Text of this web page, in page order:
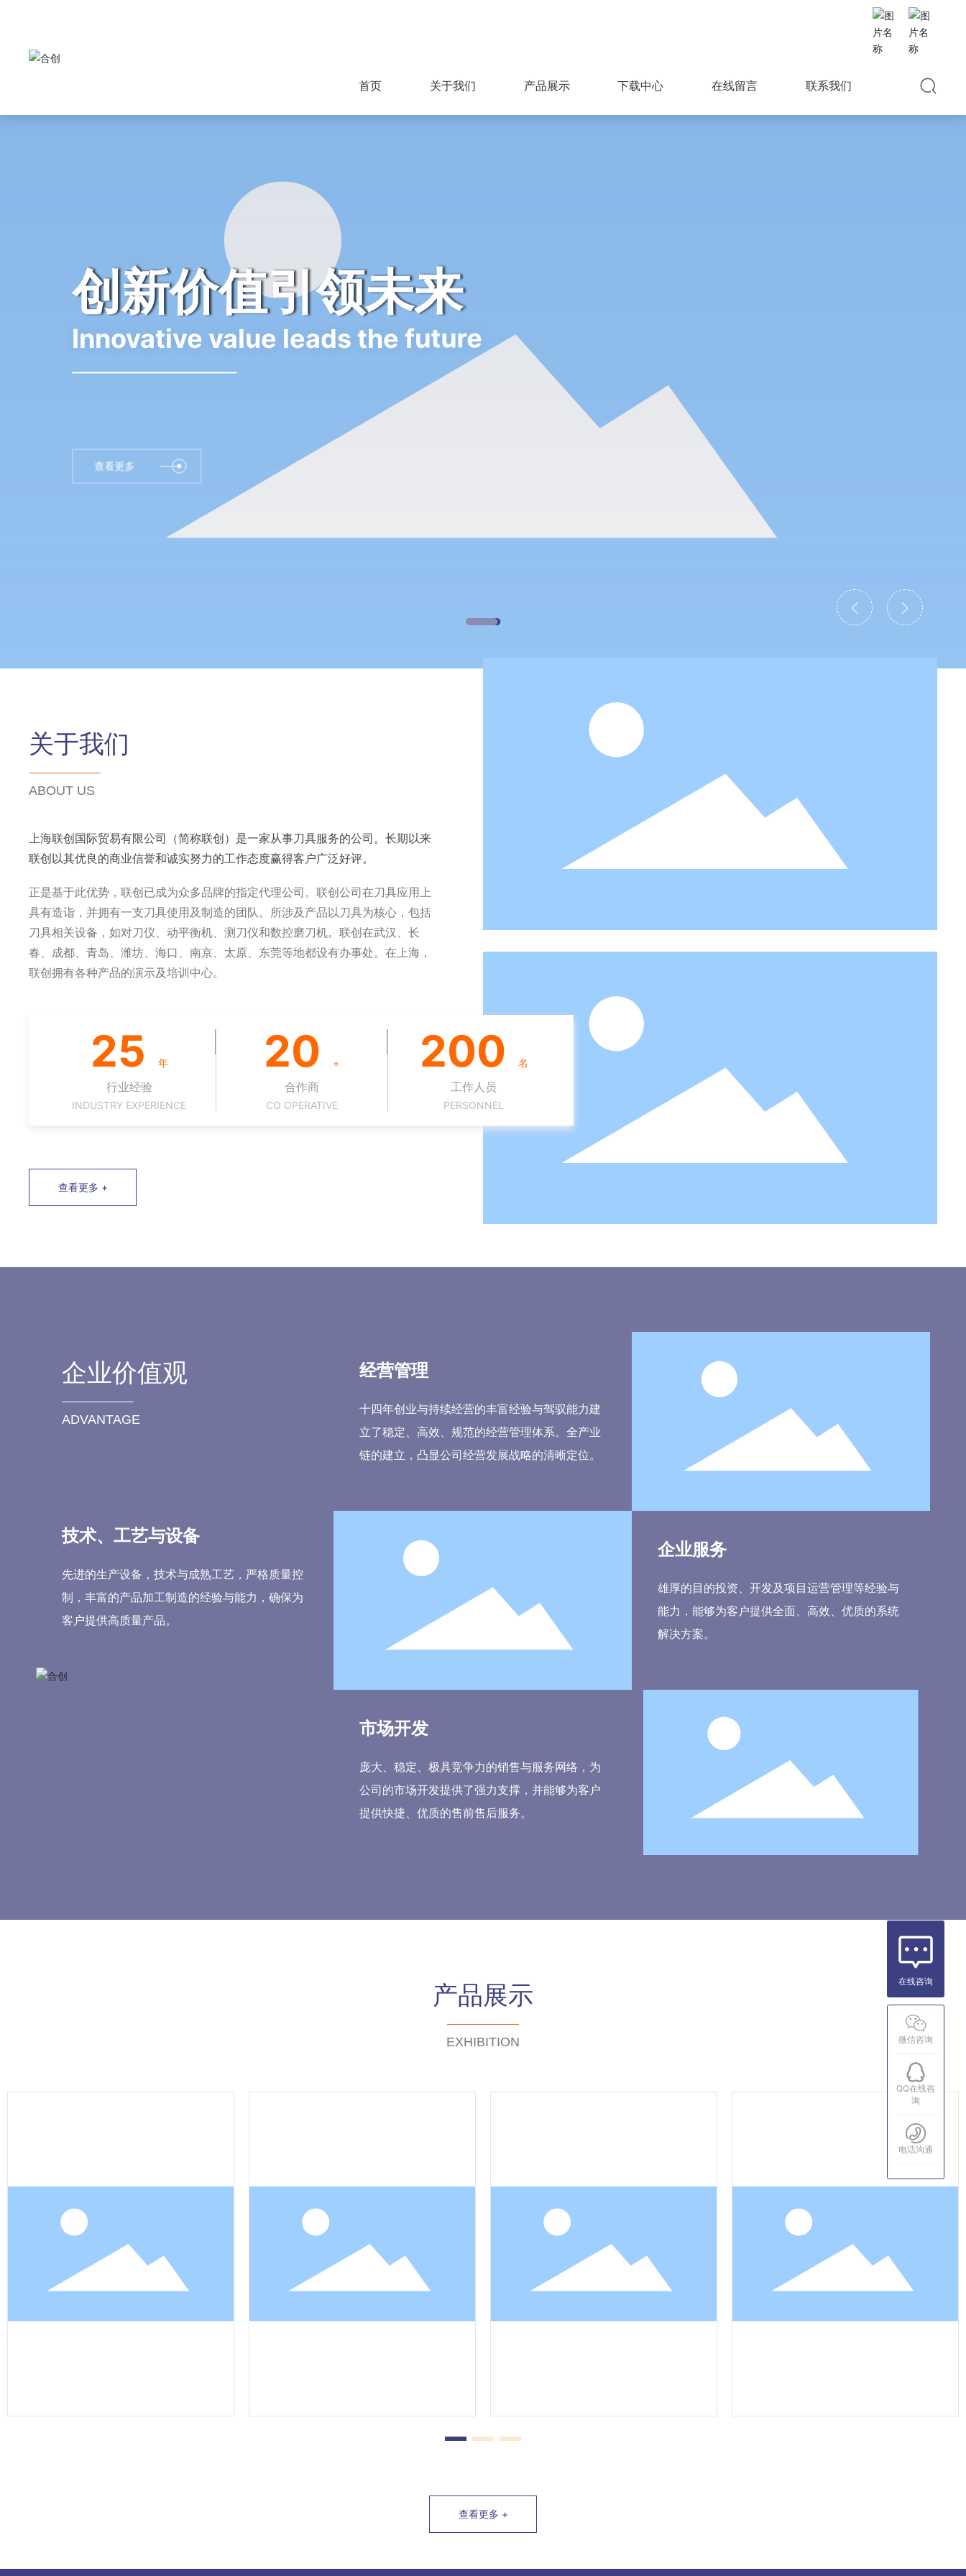
首页 关于我们 产品展示 下载中心 在线留言 联系我们
创新价值引领未来
Innovative value leads the future
查看更多
关于我们
ABOUT US
上海联创国际贸易有限公司（简称联创）是一家从事刀具服务的公司。长期以来
联创以其优良的商业信誉和诚实努力的工作态度赢得客户广泛好评。
正是基于此优势，联创已成为众多品牌的指定代理公司。联创公司在刀具应用上
具有造诣，并拥有一支刀具使用及制造的团队。所涉及产品以刀具为核心，包括
刀具相关设备，如对刀仪、动平衡机、测刀仪和数控磨刀机。联创在武汉、长
春、成都、青岛、潍坊、海口、南京、太原、东莞等地都设有办事处。在上海，
联创拥有各种产品的演示及培训中心。
25 年
行业经验
INDUSTRY EXPERIENCE
20 +
合作商
CO OPERATIVE
200 名
工作人员
PERSONNEL
查看更多 +
企业价值观
ADVANTAGE
技术、工艺与设备
先进的生产设备，技术与成熟工艺，严格质量控
制，丰富的产品加工制造的经验与能力，确保为
客户提供高质量产品。
经营管理
十四年创业与持续经营的丰富经验与驾驭能力建
立了稳定、高效、规范的经营管理体系。全产业
链的建立，凸显公司经营发展战略的清晰定位。
企业服务
雄厚的目的投资、开发及项目运营管理等经验与
能力，能够为客户提供全面、高效、优质的系统
解决方案。
市场开发
庞大、稳定、极具竞争力的销售与服务网络，为
公司的市场开发提供了强力支撑，并能够为客户
提供快捷、优质的售前售后服务。
产品展示
EXHIBITION
查看更多 +
在线咨询
微信咨询
QQ在线咨
询
电话沟通